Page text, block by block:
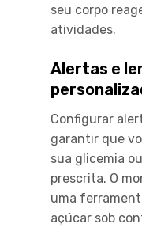
seu corpo
atividades.
Alertas e
Configurar
garantir que
sua glicemia
prescrita. O
uma
açúcar sob